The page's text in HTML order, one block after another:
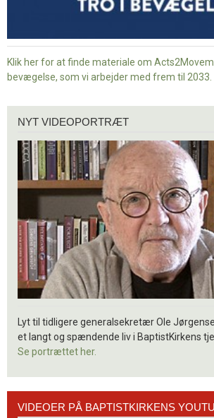
Klik her for at finde materiale om
bevægelse, som vi arbejder med frem til 2033.
videoportræt
NYT VIDEOPORTRÆT
Lyt til tidligere generalsekretær Ole
et langt og spændende liv i BaptistKirkens
Se portrættet her.
VIDEOER PÅ BAPTISTKIRKENS